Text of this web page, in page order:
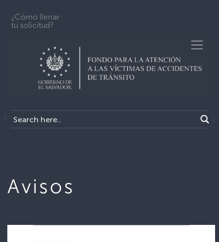
¿Cómo llenar
tu solicitud?
Avisos